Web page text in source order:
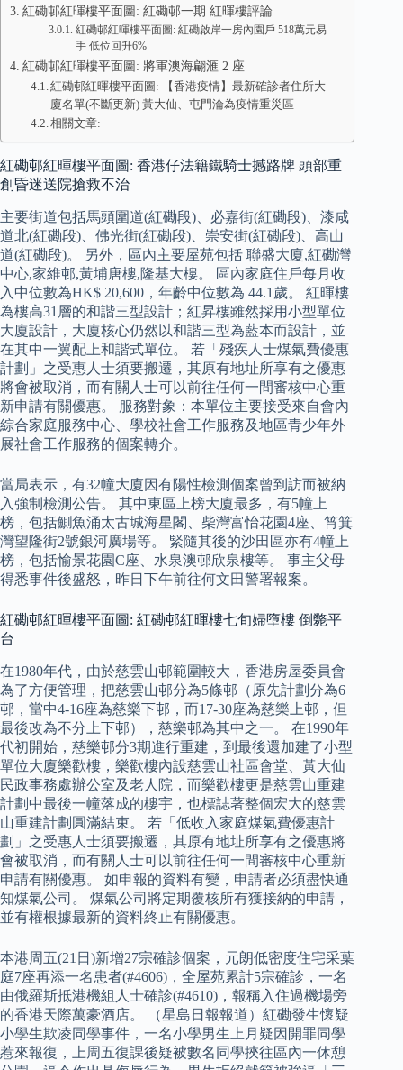
紅磡邨紅暉樓平面圖: 紅磡邨一期 紅暉樓評論
紅磡邨紅暉樓平面圖: 紅磡啟岸一房內園戶 518萬元易
手 低位回升6%
紅磡邨紅暉樓平面圖: 將軍澳海翩滙 2 座
紅磡邨紅暉樓平面圖: 【香港疫情】最新確診者住所大
廈名單(不斷更新) 黃大仙、屯門淪為疫情重災區
相關文章:
紅磡邨紅暉樓平面圖: 香港仔法籍鐵騎士撼路牌 頭部重
創昏迷送院搶救不治
主要街道包括馬頭圍道(紅磡段)、必嘉街(紅磡段)、漆咸
道北(紅磡段)、佛光街(紅磡段)、崇安街(紅磡段)、高山
道(紅磡段)。 另外，區內主要屋苑包括 聯盛大廈,紅磡灣
中心,家維邨,黃埔唐樓,隆基大樓。 區內家庭住戶每月收
入中位數為HK$ 20,600，年齡中位數為 44.1歲。 紅暉樓
為樓高31層的和諧三型設計；紅昇樓雖然採用小型單位
大廈設計，大廈核心仍然以和諧三型為藍本而設計，並
在其中一翼配上和諧式單位。 若「殘疾人士煤氣費優惠
計劃」之受惠人士須要搬遷，其原有地址所享有之優惠
將會被取消，而有關人士可以前往任何一間審核中心重
新申請有關優惠。 服務對象：本單位主要接受來自會內
綜合家庭服務中心、學校社會工作服務及地區青少年外
展社會工作服務的個案轉介。
當局表示，有32幢大廈因有陽性檢測個案曾到訪而被納
入強制檢測公告。 其中東區上榜大廈最多，有5幢上
榜，包括鰂魚涌太古城海星閣、柴灣富怡花園4座、筲箕
灣望隆街2號銀河廣場等。 緊隨其後的沙田區亦有4幢上
榜，包括愉景花園C座、水泉澳邨欣泉樓等。 事主父母
得悉事件後盛怒，昨日下午前往何文田警署報案。
紅磡邨紅暉樓平面圖: 紅磡邨紅暉樓七旬婦墮樓 倒斃平
台
在1980年代，由於慈雲山邨範圍較大，香港房屋委員會
為了方便管理，把慈雲山邨分為5條邨（原先計劃分為6
邨，當中4-16座為慈樂下邨，而17-30座為慈樂上邨，但
最後改為不分上下邨），慈樂邨為其中之一。 在1990年
代初開始，慈樂邨分3期進行重建，到最後還加建了小型
單位大廈樂歡樓，樂歡樓內設慈雲山社區會堂、黃大仙
民政事務處辦公室及老人院，而樂歡樓更是慈雲山重建
計劃中最後一幢落成的樓宇，也標誌著整個宏大的慈雲
山重建計劃圓滿結束。 若「低收入家庭煤氣費優惠計
劃」之受惠人士須要搬遷，其原有地址所享有之優惠將
會被取消，而有關人士可以前往任何一間審核中心重新
申請有關優惠。 如申報的資料有變，申請者必須盡快通
知煤氣公司。 煤氣公司將定期覆核所有獲接納的申請，
並有權根據最新的資料終止有關優惠。
本港周五(21日)新增27宗確診個案，元朗低密度住宅采葉
庭7座再添一名患者(#4606)，全屋苑累計5宗確診，一名
由俄羅斯抵港機組人士確診(#4610)，報稱入住過機場旁
的香港天際萬豪酒店。 （星島日報報道）紅磡發生懷疑
小學生欺凌同學事件，一名小學男生上月疑因開罪同學
惹來報復，上周五復課後疑被數名同學挾往區內一休憩